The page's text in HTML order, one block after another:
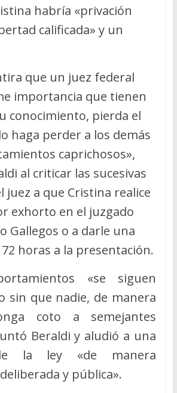
habría «privación
calificada» y un
que un juez federal
importancia que tienen
conocimiento, pierda el
haga perder a los demás
caprichosos»,
al criticar las sucesivas
juez a que Cristina realice
exhorto en el juzgado
Gallegos o a darle una
horas a la presentación.
«se siguen
sin que nadie, de manera
coto a semejantes
Beraldi y aludió a una
la ley «de manera
y pública».